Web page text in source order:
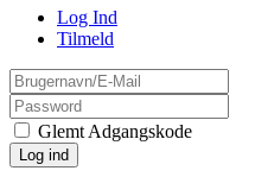
Log Ind
Tilmeld
Glemt Adgangskode